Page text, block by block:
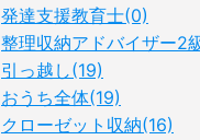
発達支援教育士(0)
整理収納アドバイザー2
引っ越し(19)
おうち全体(19)
クローゼット収納(16)